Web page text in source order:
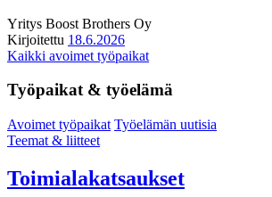
Yritys Boost Brothers Oy
Kirjoitettu 18.6.2026
Kaikki avoimet työpaikat
Työpaikat & työelämä
Avoimet työpaikat Työelämän uutisia
Teemat & liitteet
Toimialakatsaukset